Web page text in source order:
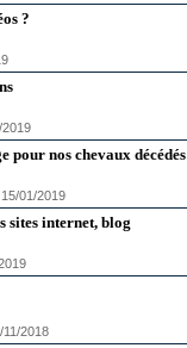
?
2019
pour nos chevaux décédés
15/01/2019
sites internet, blog
11/2018